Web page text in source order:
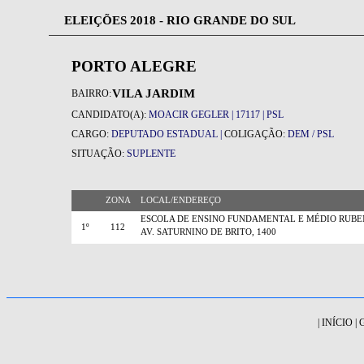
ELEIÇÕES 2018 - RIO GRANDE DO SUL
PORTO ALEGRE
BAIRRO:VILA JARDIM
CANDIDATO(A): MOACIR GEGLER | 17117 | PSL
CARGO: DEPUTADO ESTADUAL | COLIGAÇÃO: DEM / PSL
SITUAÇÃO: SUPLENTE
ZONA LOCAL/ENDEREÇO
1º 112
ESCOLA DE ENSINO FUNDAMENTAL E MÉDIO
AV. SATURNINO DE BRITO, 1400
| INÍCIO |